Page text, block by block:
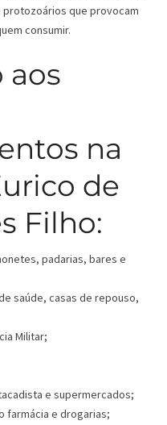
que provocam
consumir.
aos
na
de
Filho:
padarias, bares e
saúde, casas de repouso,
Militar;
e supermercados;
farmácia e drogarias;